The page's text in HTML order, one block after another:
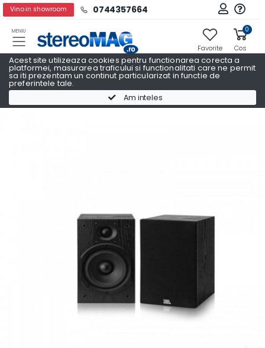
Acest site utilizeaza cookies pentru functionarea corecta a
platformei, masurarea traficului si functionalitati care ne permit
sa iti prezentam un continut particularizat in functie de
preferintele tale.
Am inteles
Vino in showroom 0744357664
MENIU
Favorite
0
Cos
Boxe raft JBL